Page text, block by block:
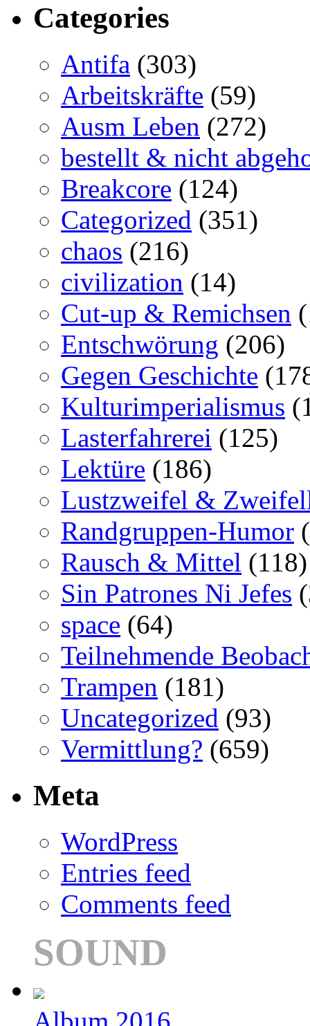
Categories
Antifa (303)
Arbeitskräfte (59)
Ausm Leben (272)
bestellt & nicht
Breakcore (124)
Categorized (351)
chaos (216)
civilization (14)
Cut-up & Remichsen
Entschwörung (206)
Gegen Geschichte
Kulturimperialismus
Lasterfahrerei (125)
Lektüre (186)
Lustzweifel &
Randgruppen-Humor
Rausch & Mittel (118)
Sin Patrones Ni Jefes
space (64)
Teilnehmende
Trampen (181)
Uncategorized (93)
Vermittlung? (659)
Meta
WordPress
Entries feed
Comments feed
SOUND